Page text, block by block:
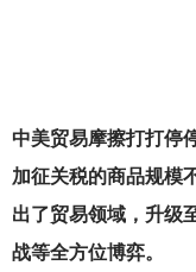
中美贸易摩擦打打停
加征关税的商品规模
出了贸易领域，升级
战等全方位博弈。